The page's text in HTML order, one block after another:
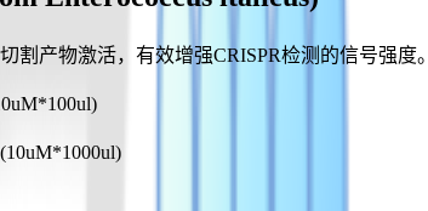
割产物激活，有效增强CRISPR检测的信号强度。